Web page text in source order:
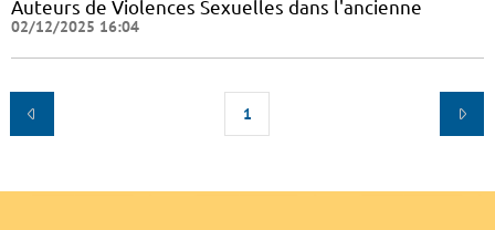
Auteurs de Violences Sexuelles dans l'ancienne
02/12/2025 16:04
1